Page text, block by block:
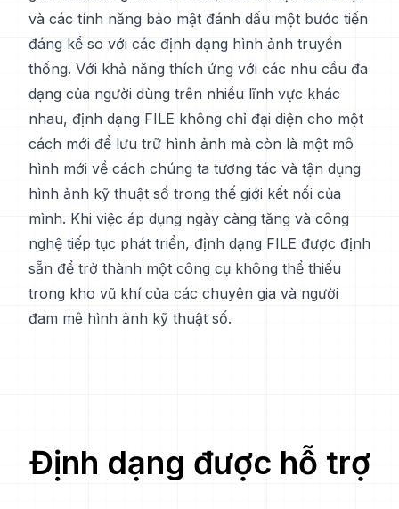
và các tính năng bảo mật đánh dấu một bước tiến
đáng kể so với các định dạng hình ảnh truyền
thống. Với khả năng thích ứng với các nhu cầu đa
dạng của người dùng trên nhiều lĩnh vực khác
nhau, định dạng FILE không chỉ đại diện cho một
cách mới để lưu trữ hình ảnh mà còn là một mô
hình mới về cách chúng ta tương tác và tận dụng
hình ảnh kỹ thuật số trong thế giới kết nối của
mình. Khi việc áp dụng ngày càng tăng và công
nghệ tiếp tục phát triển, định dạng FILE được định
sẵn để trở thành một công cụ không thể thiếu
trong kho vũ khí của các chuyên gia và người
đam mê hình ảnh kỹ thuật số.
Định dạng được hỗ trợ